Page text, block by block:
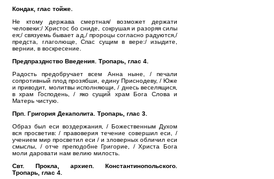
Кондак, глас тойже.
Не ктому держава смертная/ возможет держати
человеки:/ Христос бо сниде, сокрушая и разоряя силы
ея;/ связуемь бывает ад,/ пророцы согласно радуются,/
предста, глаголюще, Спас сущим в вере:/ изыдите,
вернии, в воскресение.
Предпразднство Введения. Тропарь, глас 4.
Радость предобручает всем Анна ныне, / печали
сопротивный плод прозябши, едину Приснодеву, / Юже
и приводит, молитвы исполняющи, / днесь веселящися,
в храм Господень, / яко сущий храм Бога Слова и
Матерь чистую.
Прп. Григория Декаполита. Тропарь, глас 3.
Образ был еси воздержания, / Божественным Духом
вся просветив: / правоверия течение совершил еси, /
учением мир просветил еси / и зловерных обличил еси
смыслы, / отче преподобне Григорие, / Христа Бога
моли даровати нам велию милость.
Свт. Прокла, архиеп. Константинопольского.
Тропарь, глас 4.